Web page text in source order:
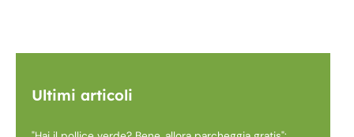
Ultimi articoli